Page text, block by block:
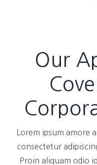
Our
Lorem ipsum amore
consectetur
Proin aliquam odio